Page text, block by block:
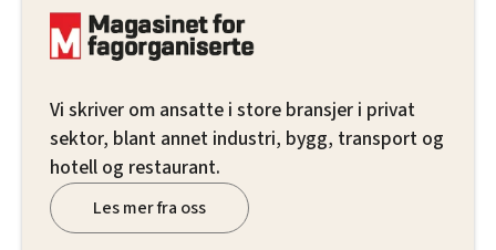
Vi skriver om ansatte i store bransjer i privat
sektor, blant annet industri, bygg, transport og
hotell og restaurant.
Les mer fra oss